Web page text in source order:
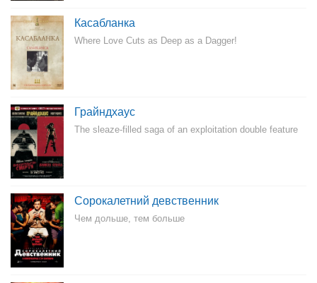
Касабланка
Where Love Cuts as Deep as a Dagger!
Грайндхаус
The sleaze-filled saga of an exploitation double feature
Сорокалетний девственник
Чем дольше, тем больше